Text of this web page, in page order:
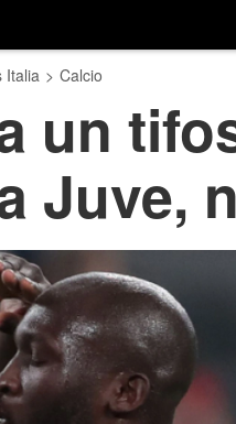
Italia > Calcio
un
Juve,